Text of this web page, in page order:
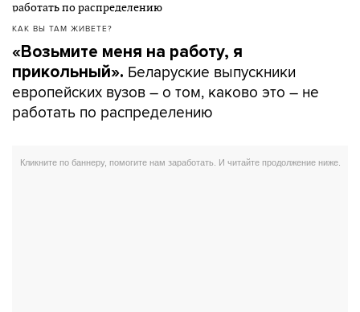
КАК ВЫ ТАМ ЖИВЕТЕ?
«Возьмите меня на работу, я
прикольный». Беларуские выпускники
европейских вузов – о том, каково это – не
работать по распределению